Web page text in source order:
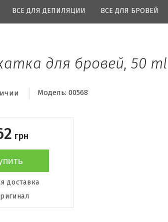
ВСЕ ДЛЯ ДЕПИЛЯЦИИ ВСЕ ДЛЯ БРОВЕЙ
для бровей, 50 ml
Модель: 00568
грн
доставка